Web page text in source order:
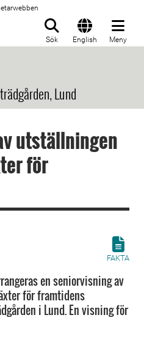
Sök English Meny
Lund
utställningen
för
FAKTA
en seniorvisning av
för framtidens
i Lund. En visning för